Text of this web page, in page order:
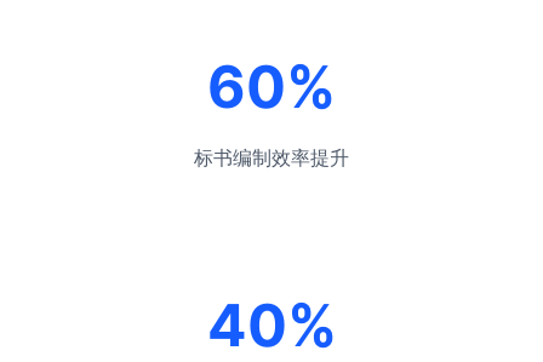
60%
标书编制效率提升
40%